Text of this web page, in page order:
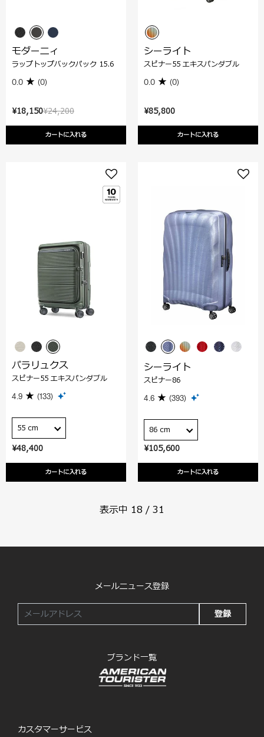
¥24,200
¥18,150
カートに入れる
モダーニィ
ラップトップバックパック 15.6
0.0 (0)
¥85,800
カートに入れる
シーライト
スピナー55 エキスパンダブル
0.0 (0)
¥48,400
カートに入れる
パラリュクス
スピナー55 エキスパンダブル
4.9 (133)
55 cm
¥105,600
カートに入れる
シーライト
スピナー86
4.6 (393)
86 cm
表示中 18 / 31
メールニュース登録
登録
ブランド一覧
カスタマーサービス